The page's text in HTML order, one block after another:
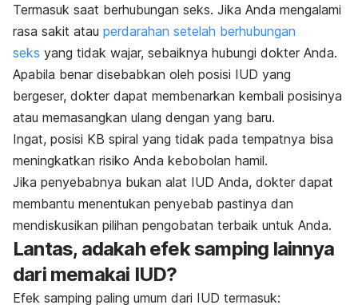
Termasuk saat berhubungan seks. Jika Anda mengalami
rasa sakit atau perdarahan setelah berhubungan
seks yang tidak wajar, sebaiknya hubungi dokter Anda.
Apabila benar disebabkan oleh posisi IUD yang
bergeser, dokter dapat membenarkan kembali posisinya
atau memasangkan ulang dengan yang baru.
Ingat, posisi KB spiral yang tidak pada tempatnya bisa
meningkatkan risiko Anda kebobolan hamil.
Jika penyebabnya bukan alat IUD Anda, dokter dapat
membantu menentukan penyebab pastinya dan
mendiskusikan pilihan pengobatan terbaik untuk Anda.
Lantas, adakah efek samping lainnya
dari memakai IUD?
Efek samping paling umum dari IUD termasuk: